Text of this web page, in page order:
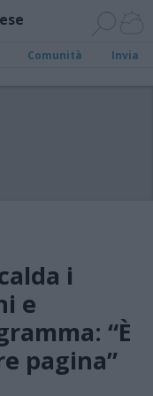
Comunità Invia
i
e
“È
pagina”